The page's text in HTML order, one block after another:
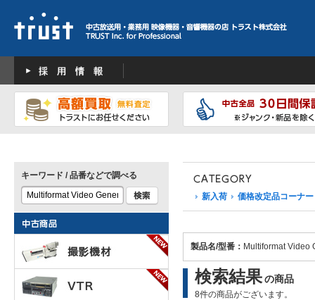
新入荷 価格改定品コーナー
製品名/型番： Multiformat Video
検索結果の商品
8件の商品がございます。
キーワード / 品番などで調べる